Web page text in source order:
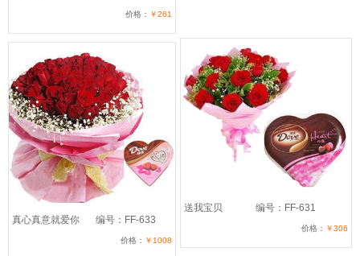
价格： ￥261
真心真意就爱你 编号：FF-633
价格： ￥1008
送我宝贝 编号：FF-631
价格： ￥306